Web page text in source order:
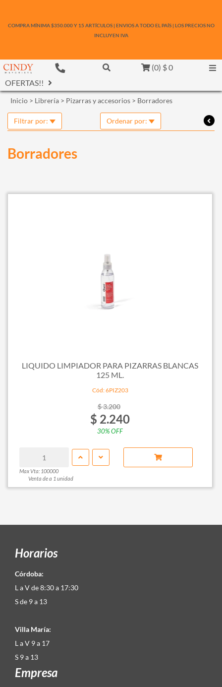
COMPRA MÍNIMA $350.000 Y 15 ARTÍCULOS | ENVIOS A TODO EL PAÍS | LOS PRECIOS NO
INCLUYEN IVA
(0) $ 0
OFERTAS!!
Inicio > Librería > Pizarras y accesorios > Borradores
Filtrar por: Ordenar por:
Borradores
LIQUIDO LIMPIADOR PARA PIZARRAS BLANCAS
125 ML.
Cód: 6PIZ203
$ 3.200
$ 2.240
30% OFF
Max Vta: 100000
Venta de a 1 unidad
Horarios
Córdoba:
L a V de 8:30 a 17:30
S de 9 a 13
Villa María:
L a V 9 a 17
S 9 a 13
Empresa